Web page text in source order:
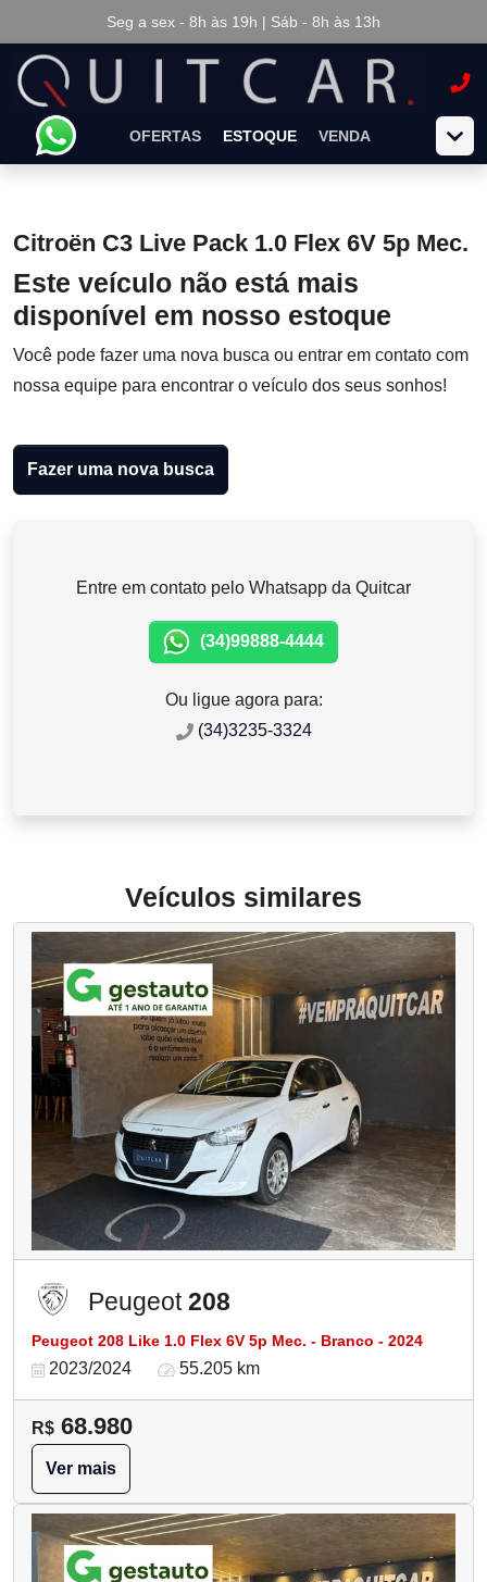
Seg a sex - 8h às 19h | Sáb - 8h às 13h
OFERTAS ESTOQUE VENDA
Citroën C3 Live Pack 1.0 Flex 6V 5p Mec.
Este veículo não está mais
disponível em nosso estoque
Você pode fazer uma nova busca ou entrar em contato com
nossa equipe para encontrar o veículo dos seus sonhos!
Fazer uma nova busca
Entre em contato pelo Whatsapp da Quitcar
(34)99888-4444
Ou ligue agora para:
(34)3235-3324
Veículos similares
Peugeot208
Peugeot 208 Like 1.0 Flex 6V 5p Mec. - Branco - 2024
2023/2024 55.205 km
R$ 68.980
Ver mais